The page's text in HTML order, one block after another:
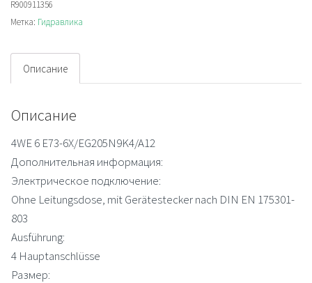
Распределитель
R900911356
Метка: Гидравлика
Описание
Описание
4WE 6 E73-6X/EG205N9K4/A12
Дополнительная информация:
Электрическое подключение:
Ohne Leitungsdose, mit Gerätestecker nach DIN EN 175301-
803
Ausführung:
4 Hauptanschlüsse
Размер: